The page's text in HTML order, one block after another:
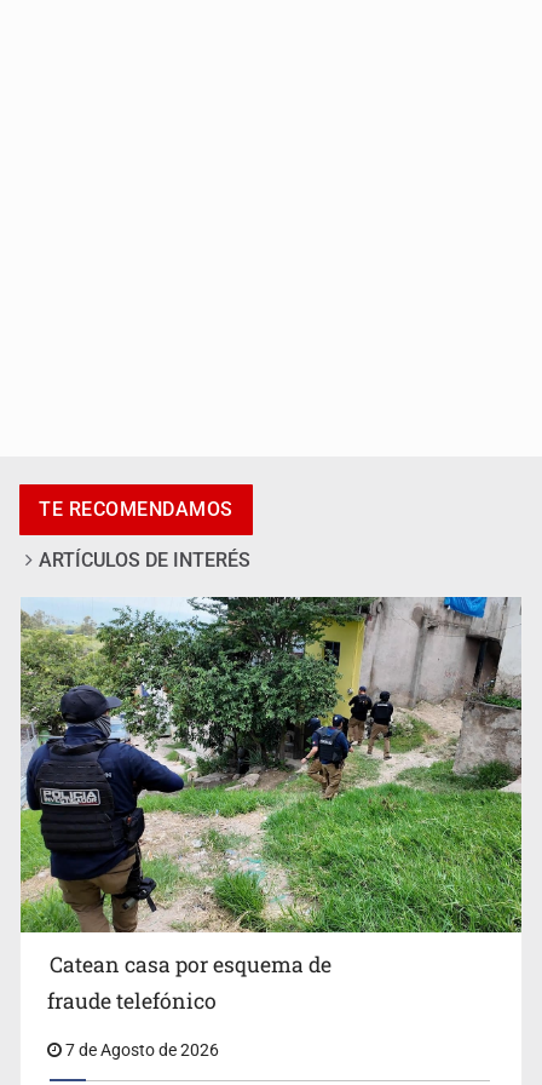
afirma Lazos de Amor
Sheinbaum anticipa más detenciones por caso
Ayotzinapa y promete justicia
TE RECOMENDAMOS
ARTÍCULOS DE INTERÉS
Catean casa por esquema de
fraude telefónico
7 de Agosto de 2026